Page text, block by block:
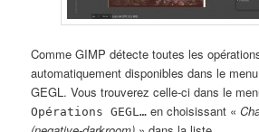
Comme GIMP détecte toutes les
automatiquement disponibles dans le
GEGL. Vous trouverez celle-ci dans le
Opérations GEGL… en choisissant «